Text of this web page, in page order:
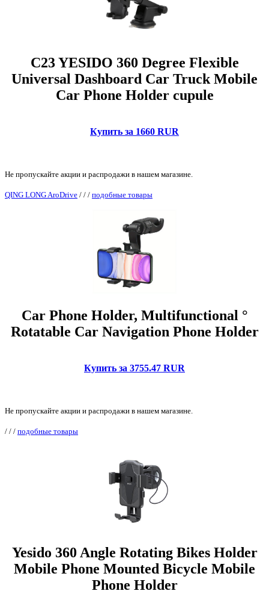
C23 YESIDO 360 Degree Flexible
Universal Dashboard Car Truck Mobile
Car Phone Holder cupule
Купить за 1660 RUR
Не пропускайте акции и распродажи в нашем магазине.
QING LONG AroDrive / / / подобные товары
Car Phone Holder, Multifunctional °
Rotatable Car Navigation Phone Holder
Купить за 3755.47 RUR
Не пропускайте акции и распродажи в нашем магазине.
/ / / подобные товары
Yesido 360 Angle Rotating Bikes Holder
Mobile Phone Mounted Bicycle Mobile
Phone Holder